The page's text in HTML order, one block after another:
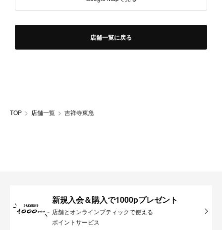
店舗一覧に戻る
TOP 店舗一覧 吉祥寺東急
新規入会＆購入で1000pプレゼント
店舗とオンラインブティックで使える
ポイントサービス